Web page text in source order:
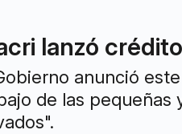
lanzó
anunció
de las pequeñas